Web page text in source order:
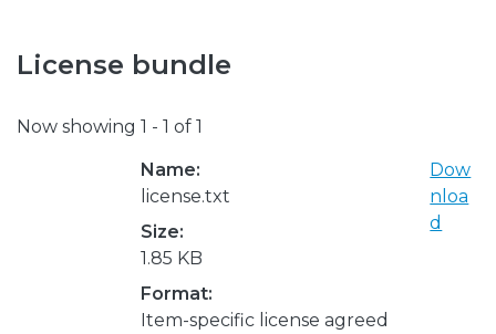
License bundle
Now showing 1 - 1 of 1
Name:
license.txt
Size:
1.85 KB
Format:
Item-specific license agreed
Dow
nloa
d